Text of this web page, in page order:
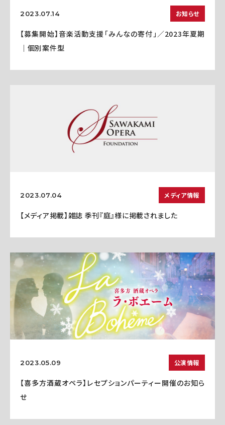
2023.07.14 お知らせ
【募集開始】音楽活動支援「みんなの寄付」／2023年夏期
｜個別案件型
2023.07.04 メディア情報
【メディア掲載】雑誌 季刊『庭』様に掲載されました
2023.05.09 公演情報
【喜多方酒蔵オペラ】レセプションパーティー開催のお知ら
せ